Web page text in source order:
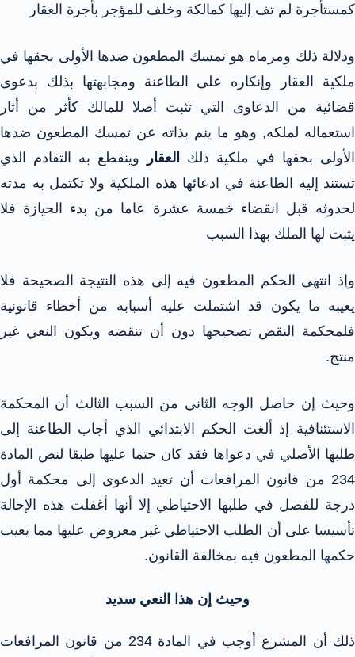
كمستأجرة لم تف إليها كمالكة وخلف للمؤجر بأجرة العقار
ودلالة ذلك ومرماه هو تمسك المطعون ضدها الأولى بحقها في
ملكية العقار وإنكاره على الطاعنة ومجابهتها بذلك بدعوى
قضائية من الدعاوى التي تثبت أصلا للمالك كأثر من أثار
استعماله لملكه, وهو ما ينم بذاته عن تمسك المطعون ضدها
الأولى بحقها في ملكية ذلك
العقار
وينقطع به التقادم الذي
تستند إليه الطاعنة في ادعائها هذه الملكية ولا تكتمل به مدته
لحدوثه قبل انقضاء خمسة عشرة عاما من بدء الحيازة فلا
يثبت لها الملك بهذا السبب
وإذ انتهى الحكم المطعون فيه إلى هذه النتيجة الصحيحة فلا
يعيبه ما يكون قد اشتملت عليه أسبابه من أخطاء قانونية
فلمحكمة النقض تصحيحها دون أن تنقضه ويكون النعي غير
منتج.
وحيث إن حاصل الوجه الثاني من السبب الثالث أن المحكمة
الاستئنافية إذ ألغت الحكم الابتدائي الذي أجاب الطاعنة إلى
طلبها الأصلي في دعواها فقد كان حتما عليها طبقا لنص المادة
234 من قانون المرافعات أن تعيد الدعوى إلى محكمة أول
درجة للفصل في طلبها الاحتياطي إلا أنها أغفلت هذه الإحالة
تأسيسا على أن الطلب الاحتياطي غير معروض عليها مما يعيب
حكمها المطعون فيه بمخالفة القانون.
وحيث إن هذا النعي سديد
ذلك أن المشرع أوجب في المادة 234 من قانون المرافعات